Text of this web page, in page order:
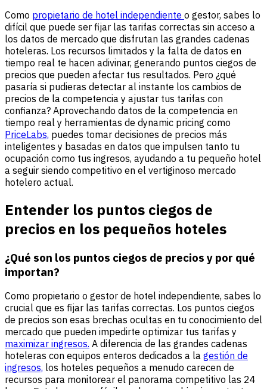
Como propietario de hotel independiente o gestor, sabes lo
difícil que puede ser fijar las tarifas correctas sin acceso a
los datos de mercado que disfrutan las grandes cadenas
hoteleras. Los recursos limitados y la falta de datos en
tiempo real te hacen adivinar, generando puntos ciegos de
precios que pueden afectar tus resultados. Pero ¿qué
pasaría si pudieras detectar al instante los cambios de
precios de la competencia y ajustar tus tarifas con
confianza? Aprovechando datos de la competencia en
tiempo real y herramientas de dynamic pricing como
PriceLabs, puedes tomar decisiones de precios más
inteligentes y basadas en datos que impulsen tanto tu
ocupación como tus ingresos, ayudando a tu pequeño hotel
a seguir siendo competitivo en el vertiginoso mercado
hotelero actual.
Entender los puntos ciegos de
precios en los pequeños hoteles
¿Qué son los puntos ciegos de precios y por qué
importan?
Como propietario o gestor de hotel independiente, sabes lo
crucial que es fijar las tarifas correctas. Los puntos ciegos
de precios son esas brechas ocultas en tu conocimiento del
mercado que pueden impedirte optimizar tus tarifas y
maximizar ingresos. A diferencia de las grandes cadenas
hoteleras con equipos enteros dedicados a la gestión de
ingresos, los hoteles pequeños a menudo carecen de
recursos para monitorear el panorama competitivo las 24